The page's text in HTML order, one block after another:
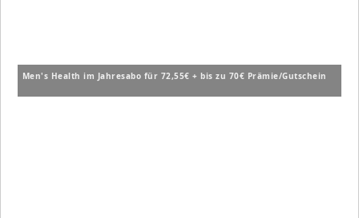
Men's Health im Jahresabo für 72,55€ + bis zu 70€ Prämie/Gutschein